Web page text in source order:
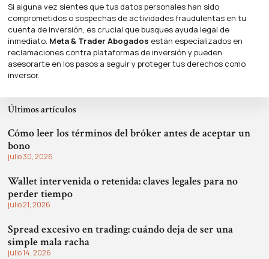
Últimos artículos
Cómo leer los términos del bróker antes de aceptar un
bono
julio 30, 2026
Wallet intervenida o retenida: claves legales para no
perder tiempo
julio 21, 2026
Spread excesivo en trading: cuándo deja de ser una
simple mala racha
julio 14, 2026
Si alguna vez sientes que tus datos personales han sido
comprometidos o sospechas de actividades fraudulentas en tu
cuenta de inversión, es crucial que busques ayuda legal de
inmediato. Meta & Trader Abogados están especializados en
reclamaciones contra plataformas de inversión y pueden
asesorarte en los pasos a seguir y proteger tus derechos como
inversor.